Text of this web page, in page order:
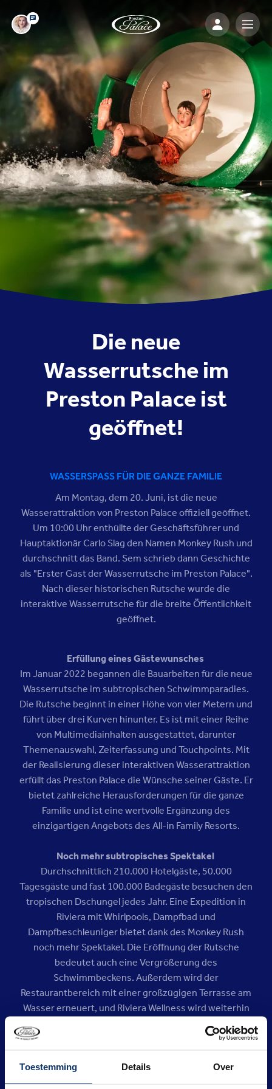
Toestemming Details Over
Die neue
Wasserrutsche im
Preston Palace ist
geöffnet!
WASSERSPASS FÜR DIE GANZE FAMILIE
Am Montag, dem 20. Juni, ist die neue
Wasserattraktion von Preston Palace offiziell geöffnet.
Um 10:00 Uhr enthüllte der Geschäftsführer und
Hauptaktionär Carlo Slag den Namen Monkey Rush und
durchschnitt das Band. Sem schrieb dann Geschichte
als "Erster Gast der Wasserrutsche im Preston Palace".
Nach dieser historischen Rutsche wurde die
interaktive Wasserrutsche für die breite Öffentlichkeit
geöffnet.
Erfüllung eines Gästewunsches
Im Januar 2022 begannen die Bauarbeiten für die neue
Wasserrutsche im subtropischen Schwimmparadies.
Die Rutsche beginnt in einer Höhe von vier Metern und
führt über drei Kurven hinunter. Es ist mit einer Reihe
von Multimediainhalten ausgestattet, darunter
Themenauswahl, Zeiterfassung und Touchpoints. Mit
der Realisierung dieser interaktiven Wasserattraktion
erfüllt das Preston Palace die Wünsche seiner Gäste. Er
bietet zahlreiche Herausforderungen für die ganze
Familie und ist eine wertvolle Ergänzung des
einzigartigen Angebots des All-in Family Resorts.
Noch mehr subtropisches Spektakel
Durchschnittlich 210.000 Hotelgäste, 50.000
Tagesgäste und fast 100.000 Badegäste besuchen den
tropischen Dschungel jedes Jahr. Eine Expedition in
Riviera mit Whirlpools, Dampfbad und
Dampfbeschleuniger bietet dank des Monkey Rush
noch mehr Spektakel. Die Eröffnung der Rutsche
bedeutet auch eine Vergrößerung des
Schwimmbeckens. Außerdem wird der
Restaurantbereich mit einer großzügigen Terrasse am
Wasser erneuert, und Riviera Wellness wird weiterhin
entspannende Behandlungen anbieten.
Über die Wendeltreppe beginnt das
Rutschenabenteuer unter dem tropischen